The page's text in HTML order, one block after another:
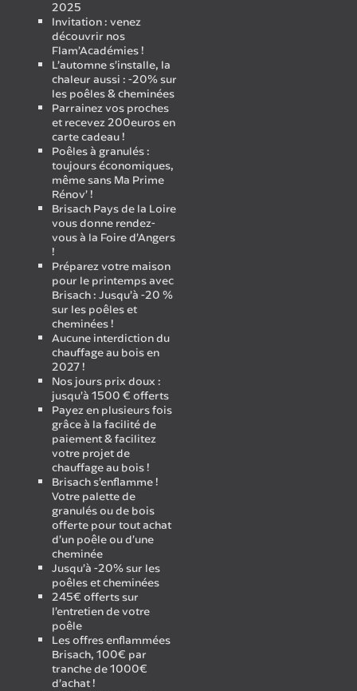
2025
Invitation : venez
découvrir nos
Flam’Académies !
L’automne s’installe, la
chaleur aussi : -20% sur
les poêles & cheminées
Parrainez vos proches
et recevez 200euros en
carte cadeau !
Poêles à granulés :
toujours économiques,
même sans Ma Prime
Rénov’ !
Brisach Pays de la Loire
vous donne rendez-
vous à la Foire d’Angers
!
Préparez votre maison
pour le printemps avec
Brisach : Jusqu’à -20 %
sur les poêles et
cheminées !
Aucune interdiction du
chauffage au bois en
2027 !
Nos jours prix doux :
jusqu’à 1500 € offerts
Payez en plusieurs fois
grâce à la facilité de
paiement & facilitez
votre projet de
chauffage au bois !
Brisach s’enflamme !
Votre palette de
granulés ou de bois
offerte pour tout achat
d’un poêle ou d’une
cheminée
Jusqu’à -20% sur les
poêles et cheminées
245€ offerts sur
l’entretien de votre
poêle
Les offres enflammées
Brisach, 100€ par
tranche de 1000€
d’achat !